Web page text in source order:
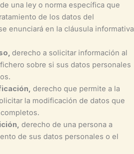
una ley o norma específica que
de los datos del
enunciará en la cláusula informativa
derecho a solicitar información al
sobre si sus datos personales
derecho que permite a la
la modificación de datos que
derecho de una persona a
de sus datos personales o el